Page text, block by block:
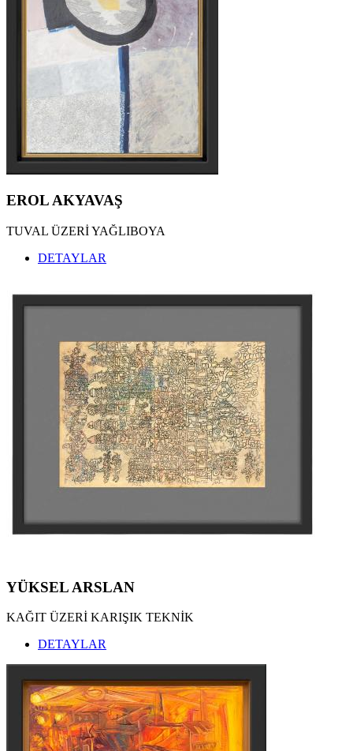
EROL AKYAVAŞ
TUVAL ÜZERİ YAĞLIBOYA
DETAYLAR
YÜKSEL ARSLAN
KAĞIT ÜZERİ KARIŞIK TEKNİK
DETAYLAR